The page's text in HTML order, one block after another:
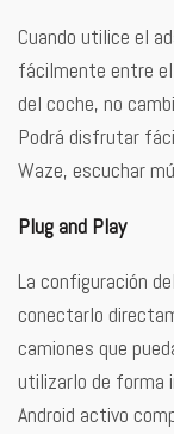
Cuando utilice el
fácilmente entre
del coche, no
Podrá disfrutar
Waze, escuchar
Plug and Play
La configuración
conectarlo
camiones que
utilizarlo de forma
Android activo